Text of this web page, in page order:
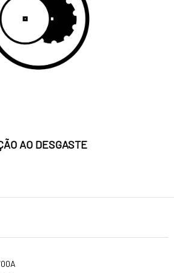
AO DESGASTE